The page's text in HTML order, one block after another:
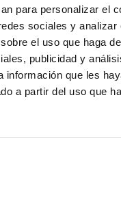
para personalizar el
sociales y analizar
el uso que haga
publicidad y
información que les
a partir del uso que
de
University of La
in the journal
Society ,
is burning
white dwarf is
frenzy. Experts